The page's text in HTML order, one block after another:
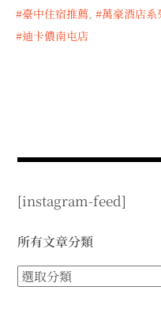
臺中住宿推薦, 萬豪酒店系
迪卡儂南屯店
[instagram-feed]
所有文章分類
所